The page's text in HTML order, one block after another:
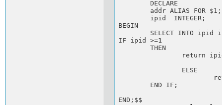
BEGIN
IF ipid >=1
END;$$